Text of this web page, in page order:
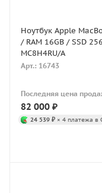
Ноутбук Apple MacBook Air 13 M3 (8-
/ RAM 16GB / SSD
MC8H4RU/A
Арт.: 16743
Последняя цена
82 000 ₽
24 539 ₽ × 4 платежа в